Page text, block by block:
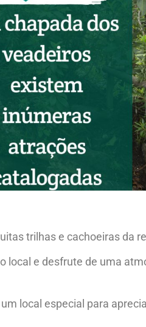
trilhas e cachoeiras da
local e desfrute de uma
local especial para